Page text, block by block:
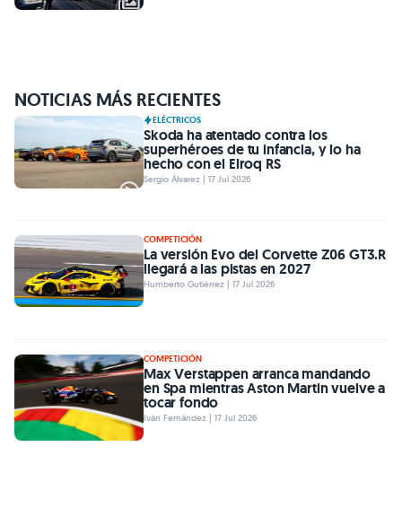
NOTICIAS MÁS RECIENTES
ELÉCTRICOS
Skoda ha atentado contra los
superhéroes de tu infancia, y lo ha
hecho con el Elroq RS
Sergio Álvarez | 17 Jul 2026
COMPETICIÓN
La versión Evo del Corvette Z06 GT3.R
llegará a las pistas en 2027
Humberto Gutiérrez | 17 Jul 2026
COMPETICIÓN
Max Verstappen arranca mandando
en Spa mientras Aston Martin vuelve a
tocar fondo
Iván Fernández | 17 Jul 2026